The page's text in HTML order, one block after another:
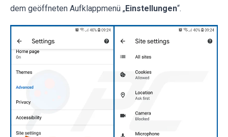
dem geöffneten Aufklappmenü „Einstellungen“.